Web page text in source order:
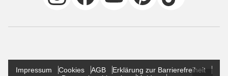
Impressum Cookies AGB
Erklärung zur Barrierefreiheit